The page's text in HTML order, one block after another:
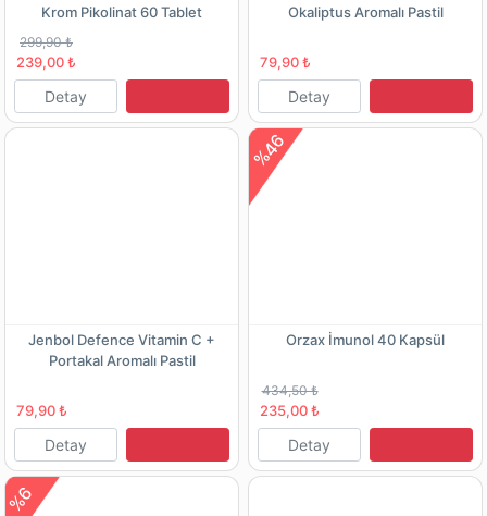
Krom Pikolinat 60 Tablet
299,90 ₺
239,00 ₺
Detay
Okaliptus Aromalı Pastil
79,90 ₺
Detay
Jenbol Defence Vitamin C +
Portakal Aromalı Pastil
79,90 ₺
Detay
%46
Orzax İmunol 40 Kapsül
434,50 ₺
235,00 ₺
Detay
%6